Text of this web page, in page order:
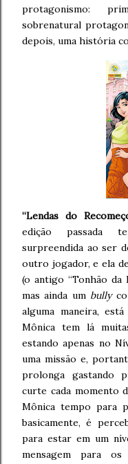
protagonismo:
sobrenatural
depois, uma história
“Lendas do
edição passada
surpreendida ao ser
outro jogador, e ela
(o antigo “Tonhão da
mas ainda um bully
alguma maneira,
Mônica tem lá
estando apenas no
uma missão e,
prolonga gastando
curte cada momento
Mônica tempo para
basicamente, é
para estar em um
mensagem para